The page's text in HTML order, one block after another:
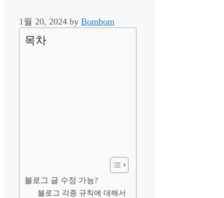
1월 20, 2024 by Bombom
목차
블로그 글 수정 가능?
블로그 각종 규칙에 대해서